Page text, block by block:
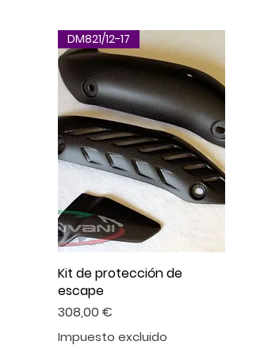
DM821/12-17
Kit de protección de
escape
Precio
308,00 €
Impuesto excluido